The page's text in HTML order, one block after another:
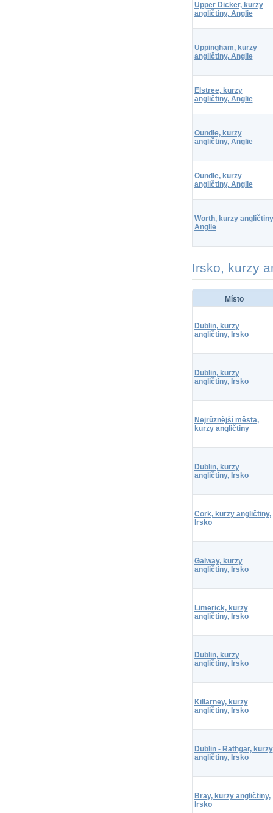
Upper Dicker, kurzy
angličtiny, Anglie
Uppingham, kurzy
angličtiny, Anglie
Elstree, kurzy
angličtiny, Anglie
Oundle, kurzy
angličtiny, Anglie
Oundle, kurzy
angličtiny, Anglie
Worth, kurzy
Anglie
Irsko, kurzy
Místo
Dublin, kurzy
angličtiny, Irsko
Dublin, kurzy
angličtiny, Irsko
Nejrůznější města,
kurzy angličtiny
Dublin, kurzy
angličtiny, Irsko
Cork, kurzy angličtiny,
Irsko
Galway, kurzy
angličtiny, Irsko
Limerick, kurzy
angličtiny, Irsko
Dublin, kurzy
angličtiny, Irsko
Killarney, kurzy
angličtiny, Irsko
Dublin - Rathgar, kurzy
angličtiny, Irsko
Bray, kurzy angličtiny,
Irsko